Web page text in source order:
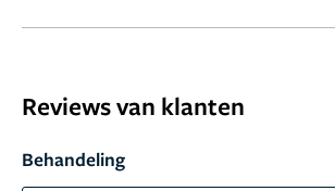
Reviews van klanten
Behandeling